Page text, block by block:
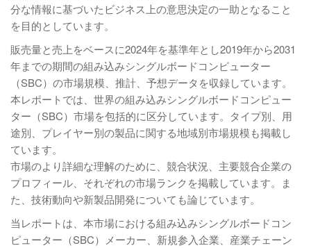
分な情報に基づいたビジネス上の意思決定の一助となること
を目的としています。
販売量と売上をベースに2024年を基準年とし2019年から2031
年までの期間の組み込みシングルボードコンピューター
（SBC）の市場規模、推計、予想データを収録しています。
本レポートでは、世界の組み込みシングルボードコンピュー
ター（SBC）市場を包括的に区分しています。タイプ別、用
途別、プレイヤー別の製品に関する地域別市場規模も掲載し
ています。
市場のより詳細な理解のために、競合状況、主要競合企業の
プロフィール、それぞれの市場ランクを掲載しています。ま
た、技術動向や新製品開発についても論じています。
当レポートは、本市場における組み込みシングルボードコン
ピューター（SBC）メーカー、新規参入企業、産業チェーン